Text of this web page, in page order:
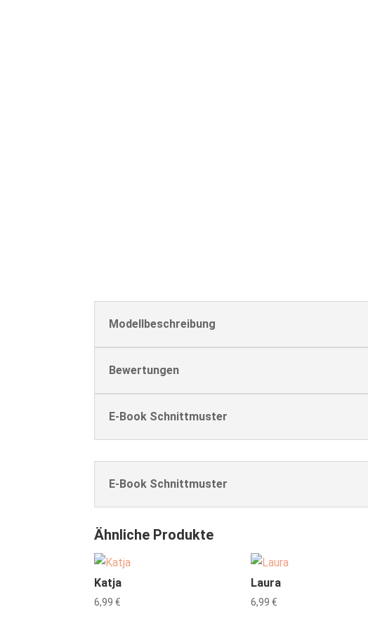
Modellbeschreibung
Bewertungen
E-Book Schnittmuster
E-Book Schnittmuster
Ähnliche Produkte
Katja
6,99€
Laura
6,99€